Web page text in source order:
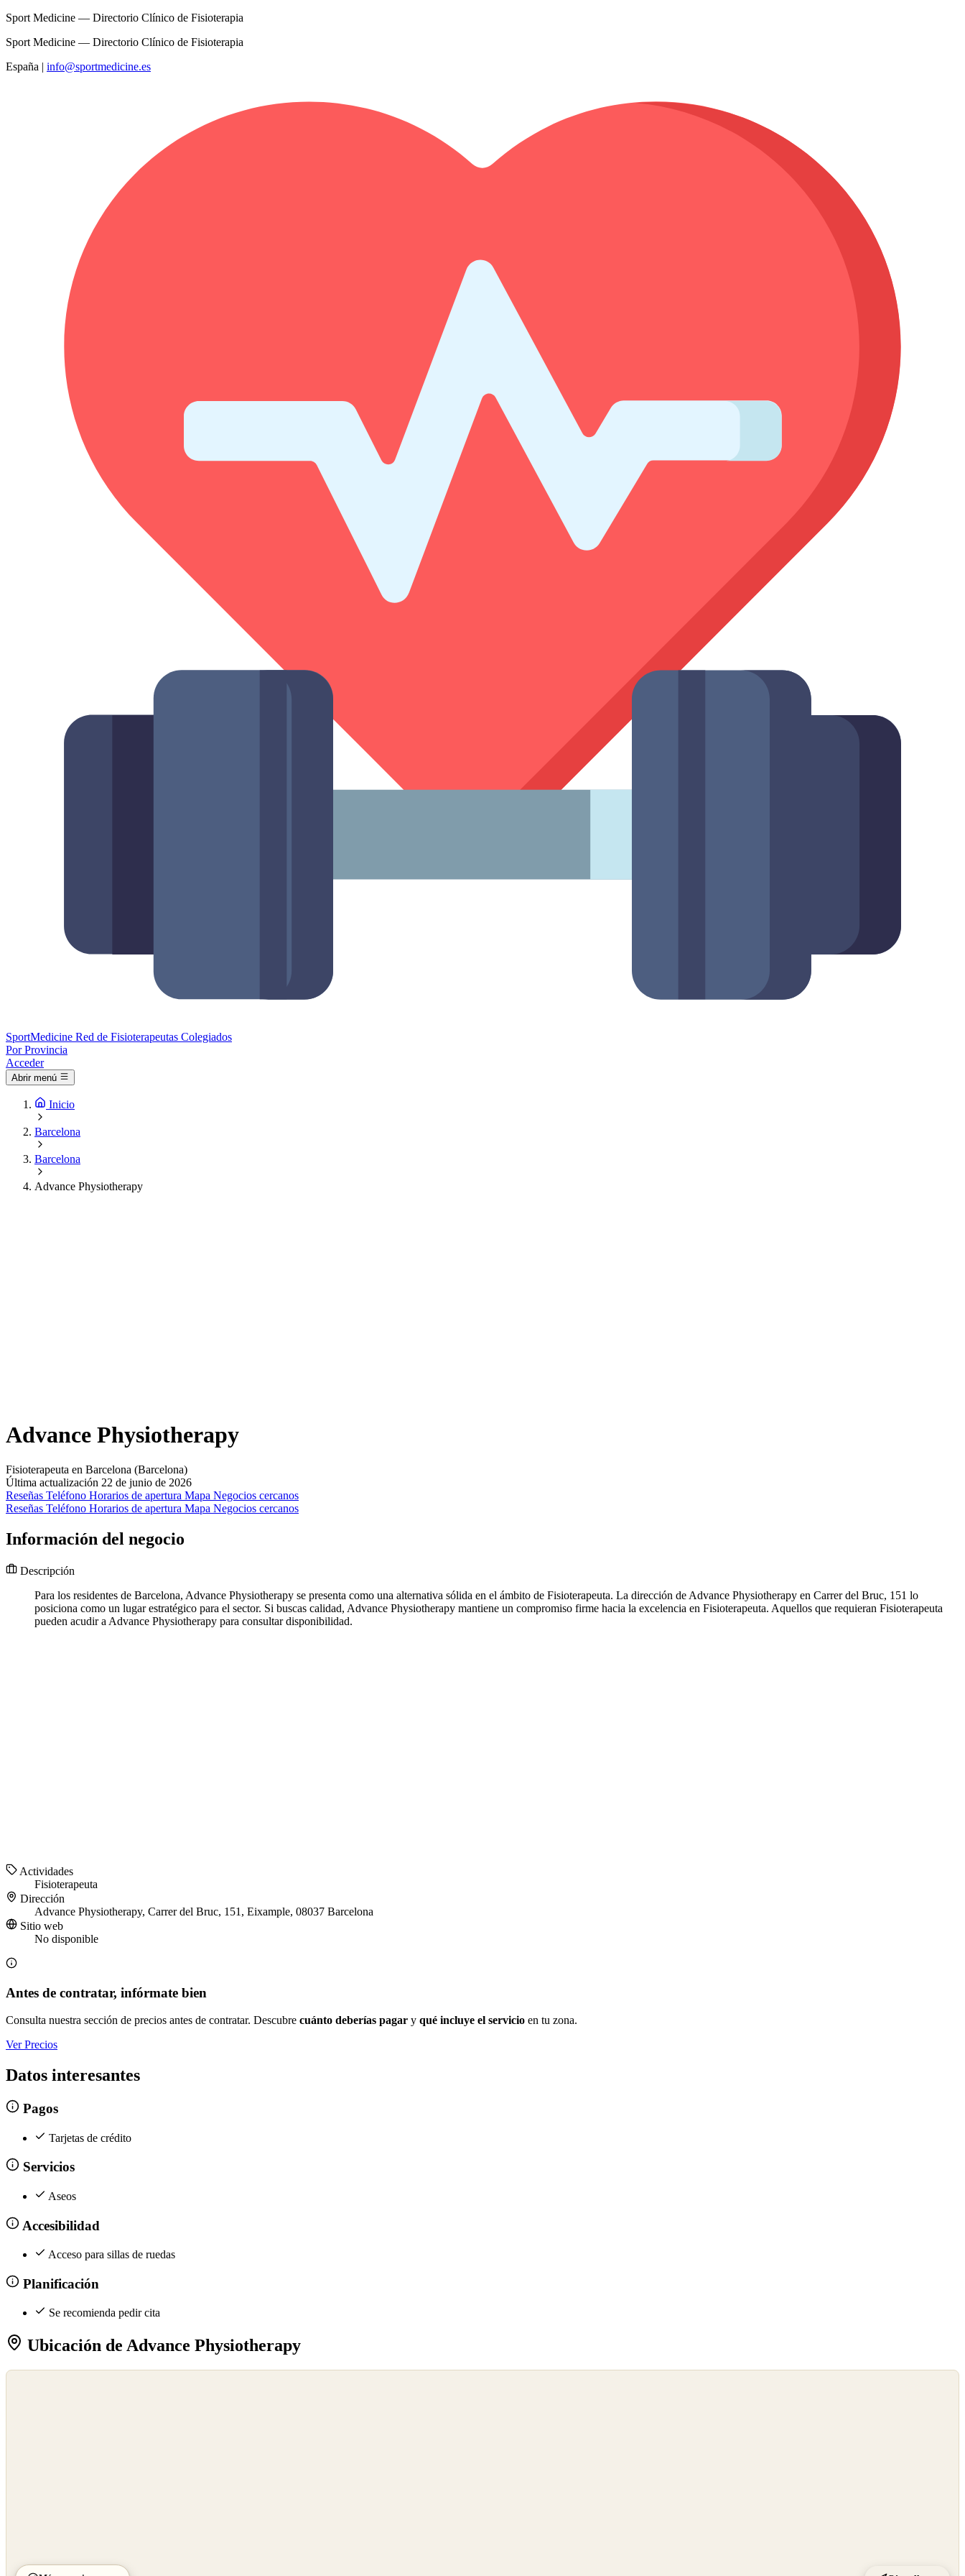
Sport Medicine — Directorio Clínico de Fisioterapia
Sport Medicine — Directorio Clínico de Fisioterapia
España | info@sportmedicine.es
SportMedicine Red de Fisioterapeutas Colegiados
Por Provincia
Acceder
Abrir menú
Inicio
Barcelona
Barcelona
Advance Physiotherapy
Advance Physiotherapy
Fisioterapeuta en Barcelona (Barcelona)
Última actualización 22 de junio de 2026
Reseñas Teléfono Horarios de apertura Mapa Negocios cercanos
Reseñas Teléfono Horarios de apertura Mapa Negocios cercanos
Información del negocio
Descripción
Para los residentes de Barcelona, Advance Physiotherapy se presenta como una alternativa sólida en el ámbito de Fisioterapeuta. La dirección de Advance Physiotherapy en Carrer del Bruc, 151 lo
posiciona como un lugar estratégico para el sector. Si buscas calidad, Advance Physiotherapy mantiene un compromiso firme hacia la excelencia en Fisioterapeuta. Aquellos que requieran Fisioterapeuta
pueden acudir a Advance Physiotherapy para consultar disponibilidad.
Actividades
Fisioterapeuta
Dirección
Advance Physiotherapy, Carrer del Bruc, 151, Eixample, 08037 Barcelona
Sitio web
No disponible
Antes de contratar, infórmate bien
Consulta nuestra sección de precios antes de contratar. Descubre cuánto deberías pagar y qué incluye el servicio en tu zona.
Ver Precios
Datos interesantes
Pagos
Tarjetas de crédito
Servicios
Aseos
Accesibilidad
Acceso para sillas de ruedas
Planificación
Se recomienda pedir cita
Ubicación de Advance Physiotherapy